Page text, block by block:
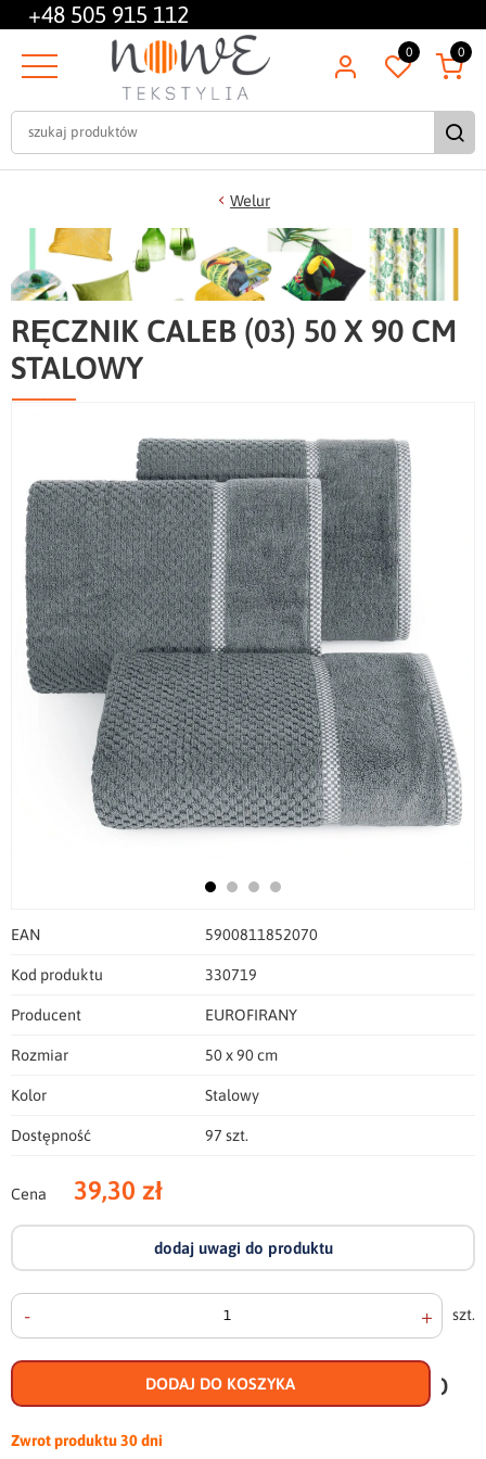
+48 505 915 112
0 0
Welur
RĘCZNIK CALEB (03) 50 X 90 CM
STALOWY
EAN 5900811852070
Kod produktu 330719
Producent EUROFIRANY
Rozmiar 50 x 90 cm
Kolor Stalowy
Dostępność 97 szt.
Cena 39,30 zł
dodaj uwagi do produktu
- + szt.
DODAJ DO KOSZYKA
do
Zwrot produktu30 dni